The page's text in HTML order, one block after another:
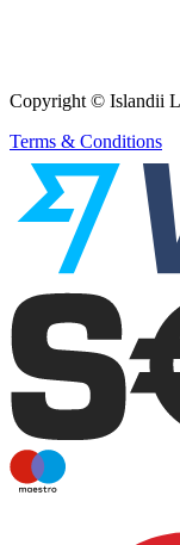
Copyright © Islandii
Terms & Conditions